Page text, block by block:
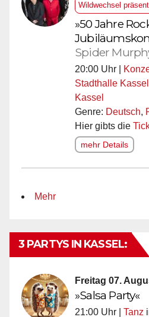
Wildwechsel
»50 Jahre
Spider
20:00 Uhr |
Stadthalle
Kassel
Genre: Deutsch,
Hier gibts die
mehr Details
Mehr
3 PARTYS IN KASSEL:
Freitag 07.
»Salsa Party«
21:00 Uhr | Tanz